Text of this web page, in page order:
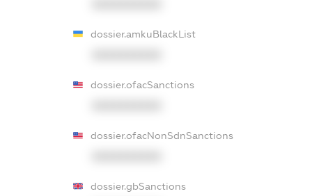
dossier.amkuBlackList
dossier.ofacSanctions
dossier.ofacNonSdnSanctions
dossier.gbSanctions